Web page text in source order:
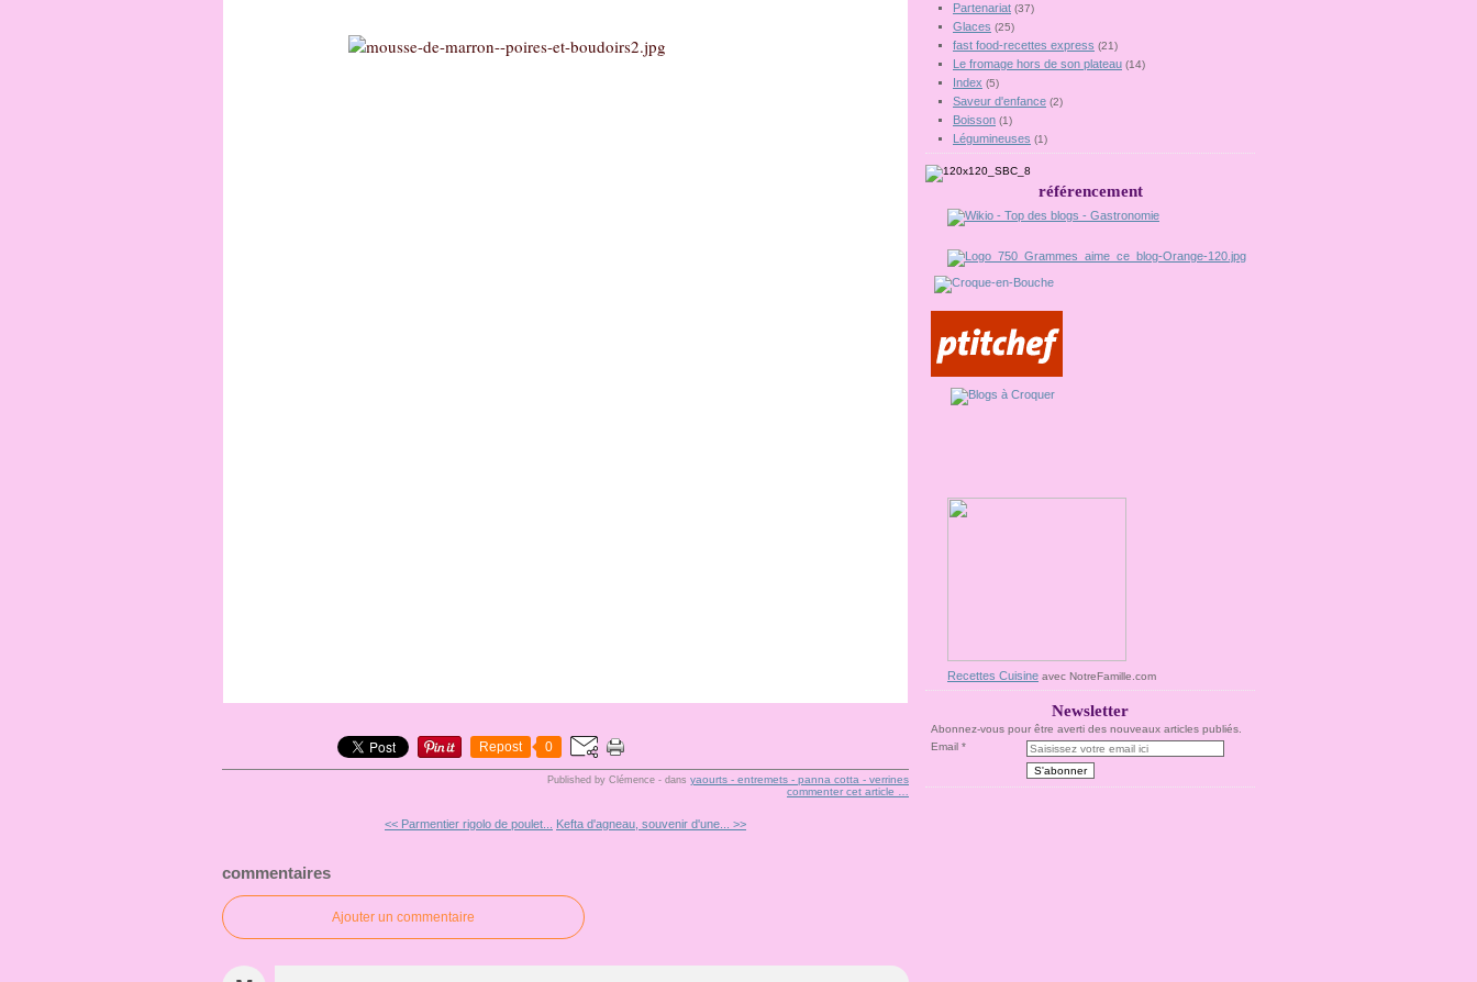
Repost 0
Published by Clémence - dans yaourts - entremets - panna cotta - verrines
commenter cet article
<< Parmentier rigolo de poulet... Kefta d'agneau, souvenir d'une... >>
commentaires
Ajouter un commentaire
Partenariat (37)
Glaces (25)
fast food-recettes express (21)
Le fromage hors de son plateau (14)
Index (5)
Saveur d'enfance (2)
Boisson (1)
Légumineuses (1)
référencement
Recettes Cuisine avec NotreFamille.com
Newsletter
Abonnez-vous pour être averti des nouveaux articles publiés.
Email